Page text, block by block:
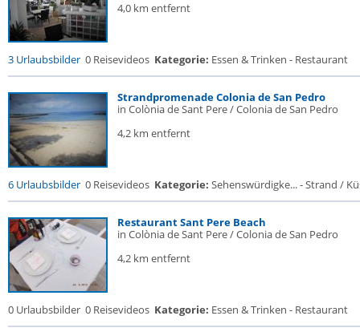
4,0 km entfernt
3 Urlaubsbilder 0 Reisevideos Kategorie: Essen & Trinken - Restaurant
Strandpromenade Colonia de San Pedro
in Colònia de Sant Pere / Colonia de San Pedro
4,2 km entfernt
6 Urlaubsbilder 0 Reisevideos Kategorie: Sehenswürdigke... - Strand /
Restaurant Sant Pere Beach
in Colònia de Sant Pere / Colonia de San Pedro
4,2 km entfernt
0 Urlaubsbilder 0 Reisevideos Kategorie: Essen & Trinken - Restaurant